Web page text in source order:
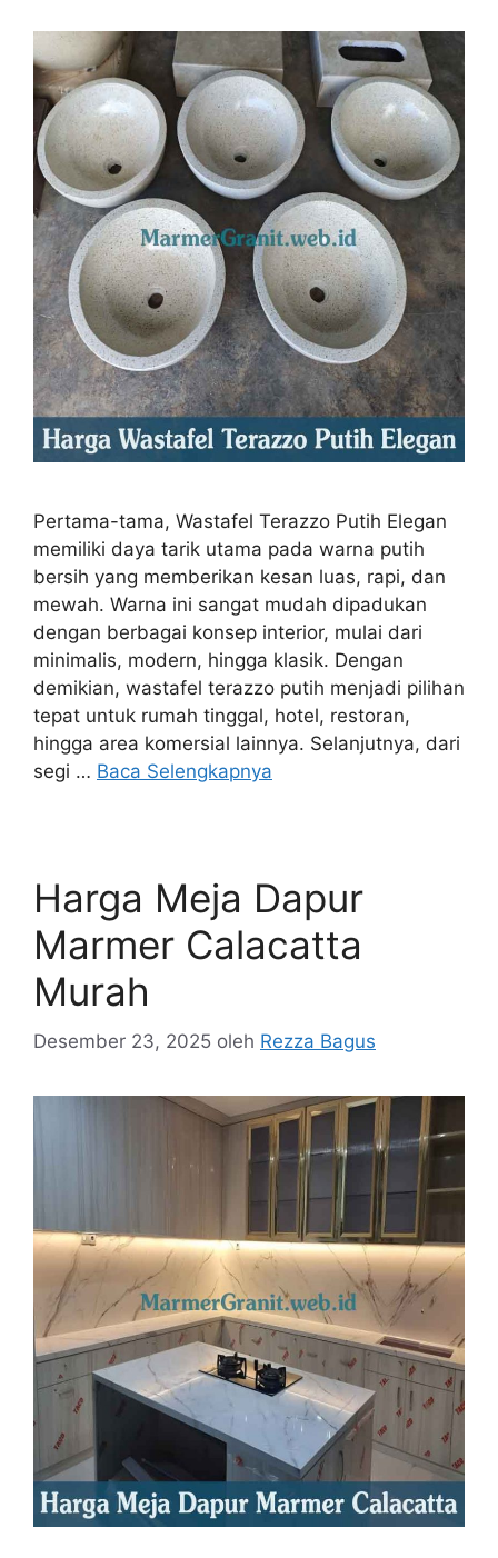
Pertama-tama, Wastafel Terazzo Putih Elegan
memiliki daya tarik utama pada warna putih
bersih yang memberikan kesan luas, rapi, dan
mewah. Warna ini sangat mudah dipadukan
dengan berbagai konsep interior, mulai dari
minimalis, modern, hingga klasik. Dengan
demikian, wastafel terazzo putih menjadi pilihan
tepat untuk rumah tinggal, hotel, restoran,
hingga area komersial lainnya. Selanjutnya, dari
segi … Baca Selengkapnya
Harga Meja Dapur
Marmer Calacatta
Murah
Desember 23, 2025 oleh Rezza Bagus